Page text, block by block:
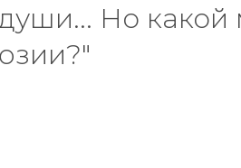
Но какой